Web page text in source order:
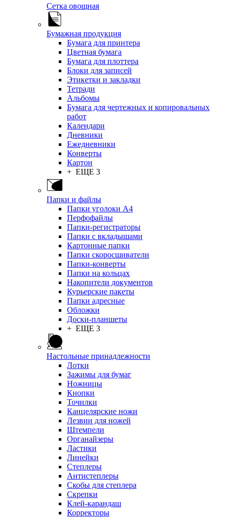
Сетка овощная
Бумажная продукция
Бумага для принтера
Цветная бумага
Бумага для плоттера
Блоки для записей
Этикетки и закладки
Тетради
Альбомы
Бумага для чертежных и копировальных
работ
Календари
Дневники
Ежедневники
Конверты
Картон
+ ЕЩЕ 3
Папки и файлы
Папки уголоки А4
Перфофайлы
Папки-регистраторы
Папки с вкладышами
Картонные папки
Папки скоросшиватели
Папки-конверты
Папки на кольцах
Накопители документов
Курьерские пакеты
Папки адресные
Обложки
Доски-планшеты
+ ЕЩЕ 3
Настольные принадлежности
Лотки
Зажимы для бумаг
Ножницы
Кнопки
Точилки
Канцелярские ножи
Лезвии для ножей
Штемпели
Органайзеры
Ластики
Линейки
Степлеры
Антистеплеры
Скобы для степлера
Скрепки
Клей-карандаш
Корректоры